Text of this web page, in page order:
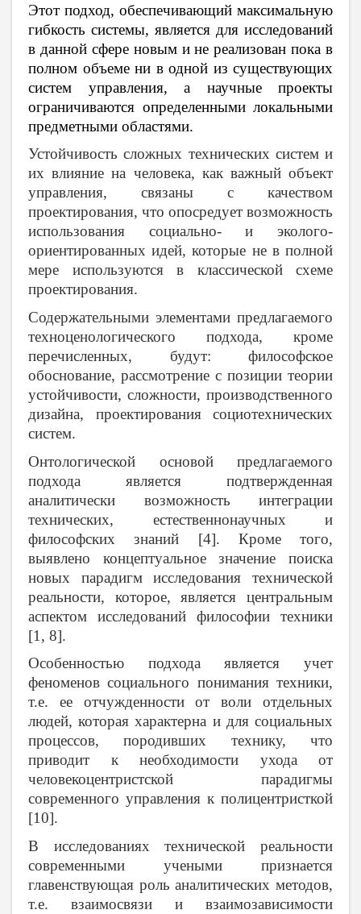
Этот подход, обеспечивающий максимальную
гибкость системы, является для исследований
в данной сфере новым и не реализован пока в
полном объеме ни в одной из существующих
систем управления, а научные проекты
ограничиваются определенными локальными
предметными областями.
Устойчивость сложных технических систем и
их влияние на человека, как важный объект
управления, связаны с качеством
проектирования, что опосредует возможность
использования социально- и эколого-
ориентированных идей, которые не в полной
мере используются в классической схеме
проектирования.
Содержательными элементами предлагаемого
техноценологического подхода, кроме
перечисленных, будут: философское
обоснование, рассмотрение с позиции теории
устойчивости, сложности, производственного
дизайна, проектирования социотехнических
систем.
Онтологической основой предлагаемого
подхода является подтвержденная
аналитически возможность интеграции
технических, естественнонаучных и
философских знаний [4]. Кроме того,
выявлено концептуальное значение поиска
новых парадигм исследования технической
реальности, которое, является центральным
аспектом исследований философии техники
[1, 8].
Особенностью подхода является учет
феноменов социального понимания техники,
т.е. ее отчужденности от воли отдельных
людей, которая характерна и для социальных
процессов, породивших технику, что
приводит к необходимости ухода от
человекоцентристской парадигмы
современного управления к полицентристкой
[10].
В исследованиях технической реальности
современными учеными признается
главенствующая роль аналитических методов,
т.е. взаимосвязи и взаимозависимости